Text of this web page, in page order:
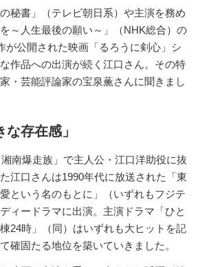
秘書」（テレビ朝日系）や主演を務め
～人生最後の願い～」（NHK総合）の
が公開された映画「るろうに剣心」シ
作品への出演が続く江口さん。その特
・芸能評論家の宝泉薫さんに聞きまし
な存在感」
南爆走族」で主人公・江口洋助役に抜
江口さんは1990年代に放送された「東
という名のもとに」（いずれもフジテ
ィードラマに出演。主演ドラマ「ひと
24時」（同）はいずれも大ヒットを記
確固たる地位を築いていきました。